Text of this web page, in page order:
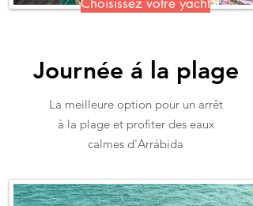
Journée á la plage
La meilleure option pour un arrêt
à la plage et profiter des eaux
calmes d'Arrábida